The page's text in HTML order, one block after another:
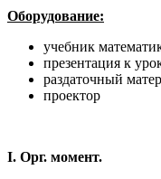
Оборудование:
учебник
презентация к
раздаточный
проектор
I. Орг. момент.